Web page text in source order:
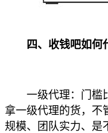
四、收钱吧如何
一级代理：门槛比
拿一级代理的货，不
规模、团队实力、是